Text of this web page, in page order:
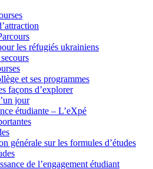
les réfugiés ukrainiens
et ses programmes
façons d’explorer
jour
étudiante – L’eXpé
générale sur les formules d’études
de l’engagement étudiant